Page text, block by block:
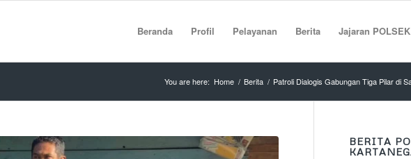
Beranda Profil Pelayanan Berita Jajaran POLSEK
You are here: Home / Berita / Patroli Dialogis Gabungan Tiga Pilar di
BERITA